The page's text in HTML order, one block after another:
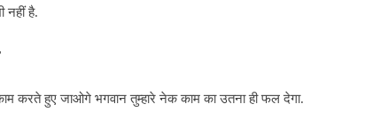
नहीं है.
करते हुए जाओगे भगवान तुम्हारे नेक काम का उतना ही फल देगा.